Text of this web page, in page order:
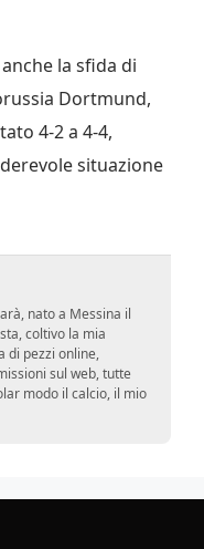
la sfida di
Dortmund,
4-2 a 4-4,
situazione
nato a Messina il
coltivo la mia
di pezzi online,
sul web, tutte
modo il calcio, il mio